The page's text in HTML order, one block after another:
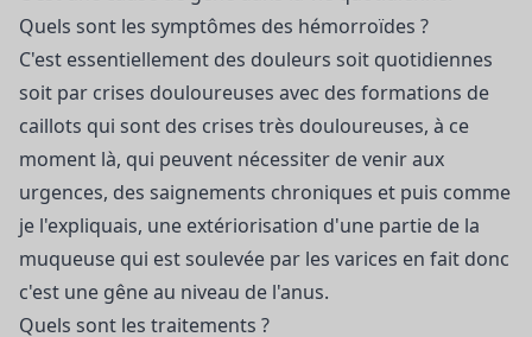
Quels sont les symptômes des hémorroïdes ?
C'est essentiellement des douleurs soit quotidiennes
soit par crises douloureuses avec des formations de
caillots qui sont des crises très douloureuses, à ce
moment là, qui peuvent nécessiter de venir aux
urgences, des saignements chroniques et puis comme
je l'expliquais, une extériorisation d'une partie de la
muqueuse qui est soulevée par les varices en fait donc
c'est une gêne au niveau de l'anus.
Quels sont les traitements ?